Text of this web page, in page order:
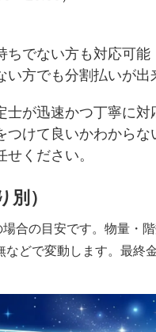
でない方も対応可能
い方でも分割払いが出
が迅速かつ丁寧に対
つけて良いかわから
ください。
別）
合の目安です。物量・
どで変動します。最終